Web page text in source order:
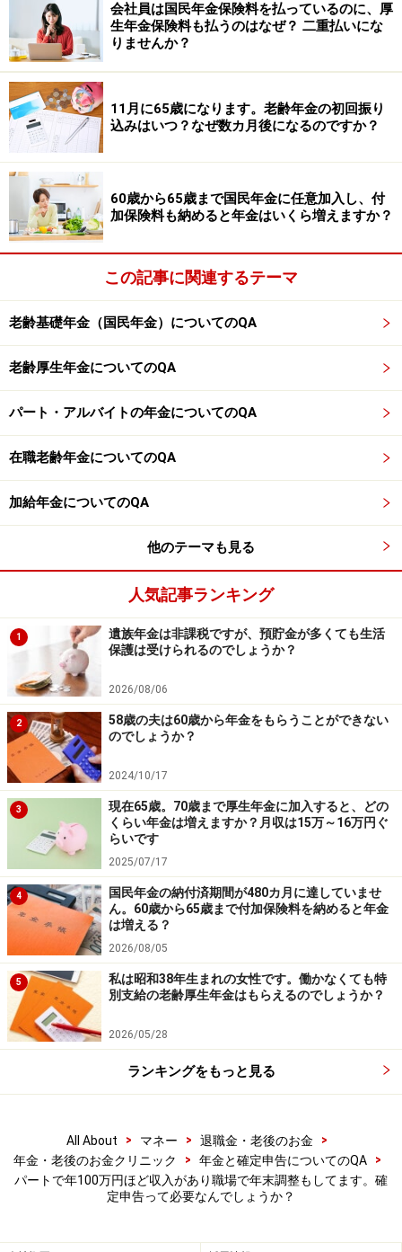
お願いします。
監修・文／深川 弘恵（ファイナンシャルプランナー）
※記事内容は執筆時点のものです。最新の内容をご確認くださ
い。
本記事の内容は一般的な情報提供を目的としており、特定の金融
商品や投資行動を推奨するものではありません。
投資や資産運用に関する最終的なご判断はご自身の責任において
行ってください。
掲載情報の正確性・完全性については十分に配慮しております
が、その内容を保証するものではなく、これに基づく損失・損害
などについて当社は一切の責任を負いません。
【編集部からのお知らせ】
・「家計」について、アンケート（2026/8/31まで）
を実施
中です！
※抽選で20名にAmazonギフト券1000円分プレゼント
※謝礼付きの限定アンケートやモニター企画に参加が可能に
なります
会社員は国民年金保険料を払っているのに、厚
生年金保険料も払うのはなぜ？ 二重払いにな
りませんか？
11月に65歳になります。老齢年金の初回振り
込みはいつ？なぜ数カ月後になるのですか？
60歳から65歳まで国民年金に任意加入し、付
加保険料も納めると年金はいくら増えますか？
この記事に関連するテーマ
老齢基礎年金（国民年金）についてのQA
老齢厚生年金についてのQA
パート・アルバイトの年金についてのQA
在職老齢年金についてのQA
加給年金についてのQA
他のテーマも見る
人気記事ランキング
1
遺族年金は非課税ですが、預貯金が多くても生活
保護は受けられるのでしょうか？
2026/08/06
2
58歳の夫は60歳から年金をもらうことができない
のでしょうか？
2024/10/17
3
現在65歳。70歳まで厚生年金に加入すると、どの
くらい年金は増えますか？月収は15万～16万円ぐ
らいです
2025/07/17
4
国民年金の納付済期間が480カ月に達していませ
ん。60歳から65歳まで付加保険料を納めると年金
は増える？
2026/08/05
5
私は昭和38年生まれの女性です。働かなくても特
別支給の老齢厚生年金はもらえるのでしょうか？
2026/05/28
ランキングをもっと見る
All About > マネー > 退職金・老後のお金
>
年金・老後のお金クリニック
> 年金と確定申告についてのQA
>
パートで年100万円ほど収入があり職場で年末調整もしてます。確
定申告って必要なんでしょうか？